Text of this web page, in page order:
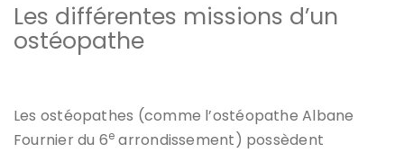
Les différentes missions d’un
ostéopathe
Les ostéopathes (comme l’ostéopathe Albane
Fournier du 6e arrondissement) possèdent